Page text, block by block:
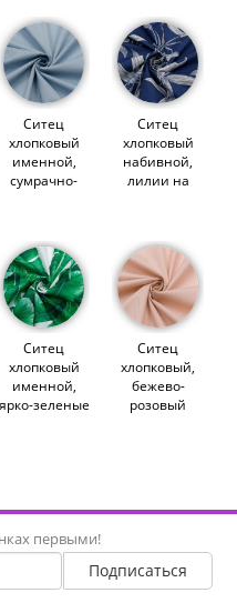
Ситец
хлопковый
именной,
сумрачно-
Ситец
хлопковый
набивной,
лилии на
Ситец
хлопковый
именной,
ярко-зеленые
Ситец
хлопковый,
бежево-
розовый
первыми!